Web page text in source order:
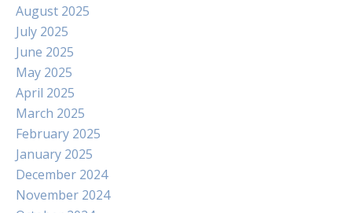
August 2025
July 2025
June 2025
May 2025
April 2025
March 2025
February 2025
January 2025
December 2024
November 2024